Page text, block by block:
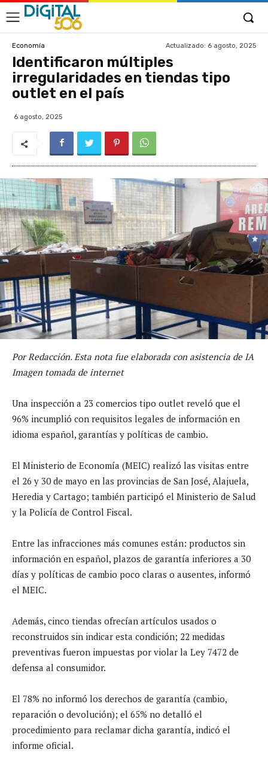
Economía Actualizado: 6 agosto, 2025
Identificaron múltiples
irregularidades en tiendas tipo
outlet en el país
6 agosto, 2025
Por Redacción. Esta nota fue elaborada con asistencia de IA
Imagen tomada de internet
Una inspección a 23 comercios tipo outlet reveló que el
96% incumplió con requisitos legales de información en
idioma español, garantías y políticas de cambio.
El Ministerio de Economía (MEIC) realizó las visitas entre
el 26 y 30 de mayo en las provincias de San José, Alajuela,
Heredia y Cartago; también participó el Ministerio de Salud
y la Policía de Control Fiscal.
Entre las infracciones más comunes están: productos sin
información en español, plazos de garantía inferiores a 30
días y políticas de cambio poco claras o ausentes, informó
el MEIC.
Además, cinco tiendas ofrecían artículos usados o
reconstruidos sin indicar esta condición; 22 medidas
preventivas fueron impuestas por violar la Ley 7472 de
defensa al consumidor.
El 78% no informó los derechos de garantía (cambio,
reparación o devolución); el 65% no detalló el
procedimiento para reclamar dicha garantía, indicó el
informe oficial.